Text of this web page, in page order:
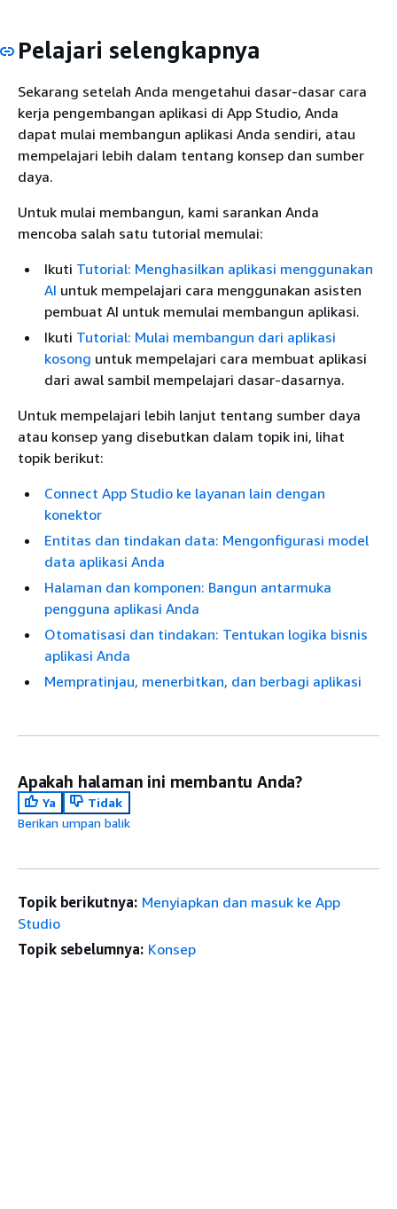
Pelajari selengkapnya
Sekarang setelah Anda mengetahui dasar-dasar cara
kerja pengembangan aplikasi di App Studio, Anda
dapat mulai membangun aplikasi Anda sendiri, atau
mempelajari lebih dalam tentang konsep dan sumber
daya.
Untuk mulai membangun, kami sarankan Anda
mencoba salah satu tutorial memulai:
Ikuti Tutorial: Menghasilkan aplikasi menggunakan
AI untuk mempelajari cara menggunakan asisten
pembuat AI untuk memulai membangun aplikasi.
Ikuti Tutorial: Mulai membangun dari aplikasi
kosong untuk mempelajari cara membuat aplikasi
dari awal sambil mempelajari dasar-dasarnya.
Untuk mempelajari lebih lanjut tentang sumber daya
atau konsep yang disebutkan dalam topik ini, lihat
topik berikut:
Connect App Studio ke layanan lain dengan
konektor
Entitas dan tindakan data: Mengonfigurasi model
data aplikasi Anda
Halaman dan komponen: Bangun antarmuka
pengguna aplikasi Anda
Otomatisasi dan tindakan: Tentukan logika bisnis
aplikasi Anda
Mempratinjau, menerbitkan, dan berbagi aplikasi
Apakah halaman ini membantu Anda?
Ya
Tidak
Berikan umpan balik
Topik berikutnya: Menyiapkan dan masuk ke App
Studio
Topik sebelumnya: Konsep